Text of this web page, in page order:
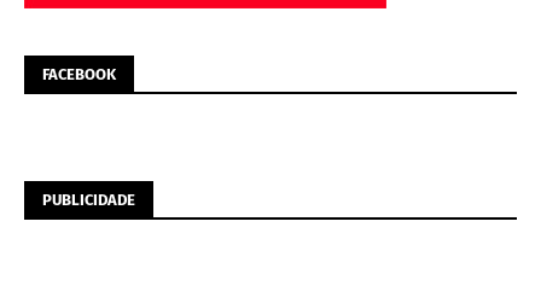
FACEBOOK
PUBLICIDADE